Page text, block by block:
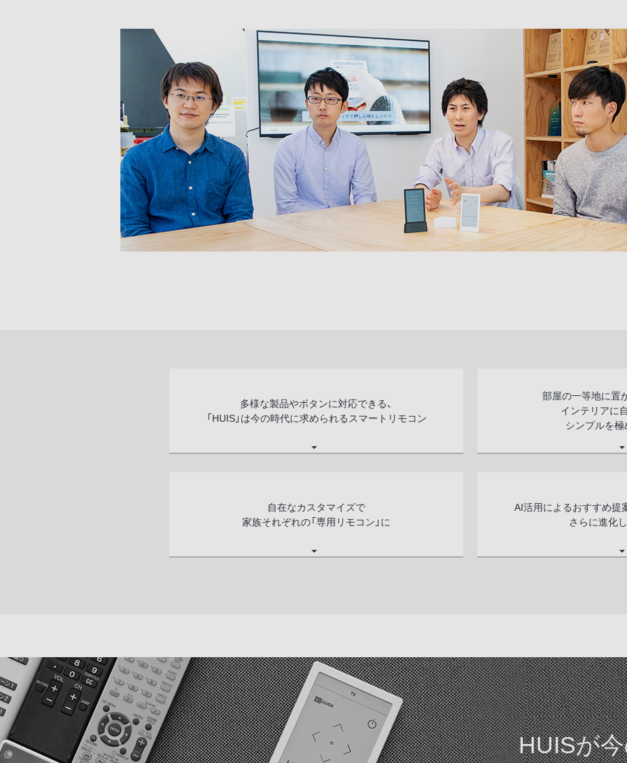
多様な製品やボタンに対応できる、
「HUIS」は今の時代に求められるスマートリモコン
部屋の一等地に置
インテリアに
シンプルを
自在なカスタマイズで
家族それぞれの「専用リモコン」に
AI活用によるおすすめ提
さらに進化
HUISが